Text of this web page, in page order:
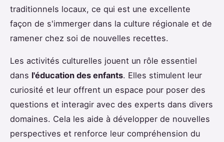
traditionnels locaux, ce qui est une excellente
façon de s'immerger dans la culture régionale et de
ramener chez soi de nouvelles recettes.
Les activités culturelles jouent un rôle essentiel
dans l'éducation des enfants. Elles stimulent leur
curiosité et leur offrent un espace pour poser des
questions et interagir avec des experts dans divers
domaines. Cela les aide à développer de nouvelles
perspectives et renforce leur compréhension du